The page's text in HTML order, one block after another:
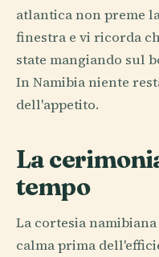
atlantica non preme
finestra e vi ricorda
state mangiando sul
In Namibia niente
dell'appetito.
La
tempo
La cortesia
calma prima